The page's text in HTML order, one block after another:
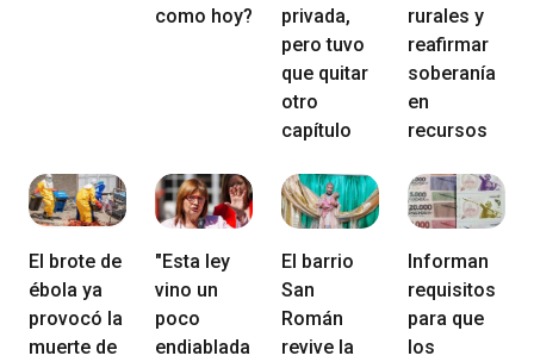
como hoy?
privada,
pero tuvo
que quitar
otro
capítulo
rurales y
reafirmar
soberanía
en
recursos
El brote de
ébola ya
provocó la
muerte de
"Esta ley
vino un
poco
endiablada
El barrio
San
Román
revive la
Informan
requisitos
para que
los